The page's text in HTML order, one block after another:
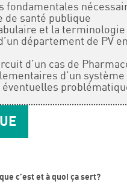
fondamentales
de santé publique
et la terminologie
département de PV
d’un cas de
d’un
éventuelles
c’est et à quoi ça sert?